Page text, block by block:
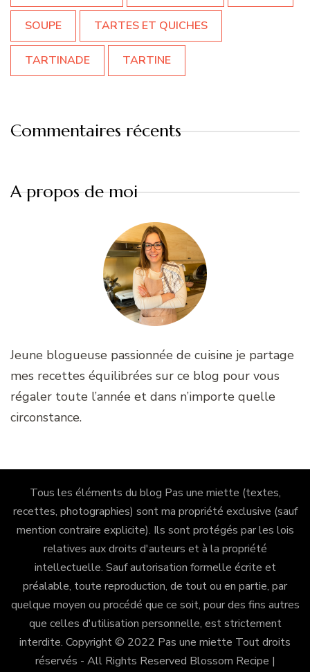
SOUPE TARTES ET QUICHES
TARTINADE TARTINE
Commentaires récents
A propos de moi
Jeune blogueuse passionnée de cuisine je partage
mes recettes équilibrées sur ce blog pour vous
régaler toute l’année et dans n’importe quelle
circonstance.
Tous les éléments du blog Pas une miette (textes,
recettes, photographies) sont ma propriété exclusive (sauf
mention contraire explicite). Ils sont protégés par les lois
relatives aux droits d'auteurs et à la propriété
intellectuelle. Sauf autorisation formelle écrite et
préalable, toute reproduction, de tout ou en partie, par
quelque moyen ou procédé que ce soit, pour des fins autres
que celles d'utilisation personnelle, est strictement
interdite. Copyright © 2022 Pas une miette Tout droits
réservés - All Rights Reserved Blossom Recipe |